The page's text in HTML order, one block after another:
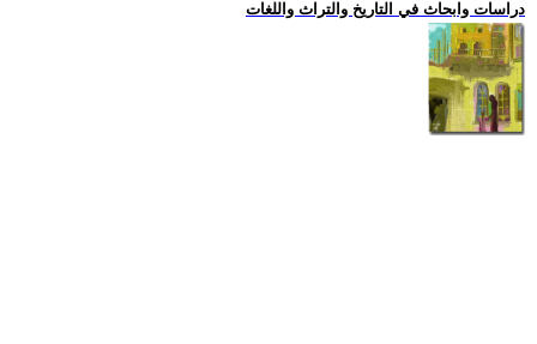
دراسات وابحاث في التاريخ والتراث واللغات